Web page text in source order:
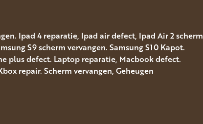
Ipad 4 reparatie, Ipad air defect, Ipad Air 2 scherm
S9 scherm vervangen. Samsung S10 Kapot.
plus defect. Laptop reparatie, Macbook defect.
repair. Scherm vervangen, Geheugen